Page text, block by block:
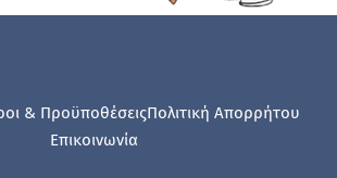
& ΠροϋποθέσειςΠολιτική Απορρήτου
Επικοινωνία